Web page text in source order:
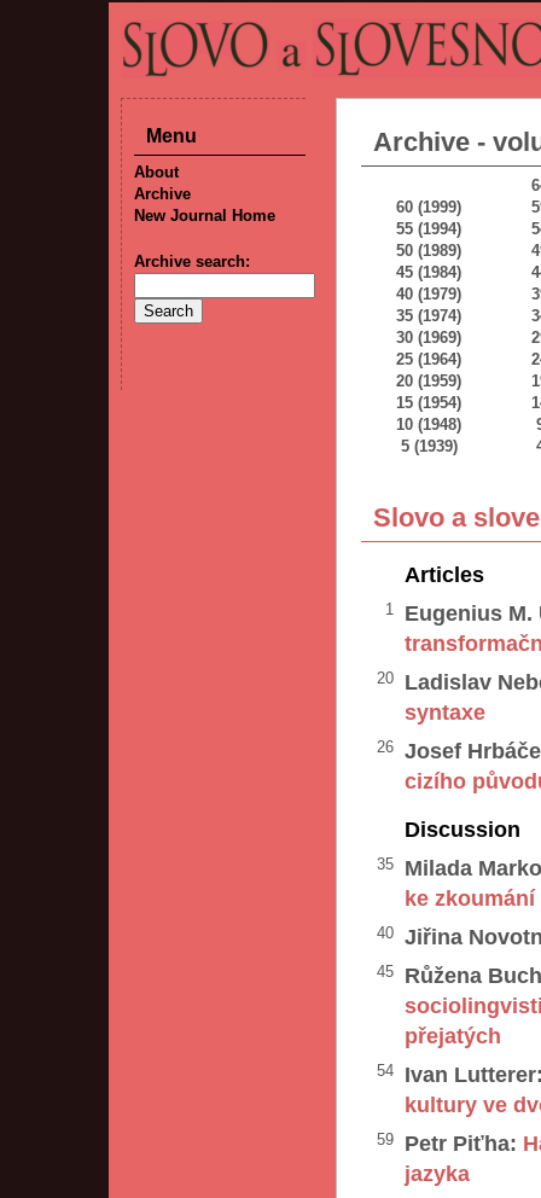
Archive -
60 (1999)
55 (1994)
50 (1989)
45 (1984)
40 (1979)
35 (1974)
30 (1969)
25 (1964)
20 (1959)
15 (1954)
10 (1948)
5 (1939)
Slovo a
Articles
1
Eugenius M.
20
Ladislav
syntaxe
26
Josef
cizího
Discussion
35
Milada
ke
40 Jiřina
45
Růžena
přejatých
54
Ivan
kultury ve
59 Petr Piťha:
jazyka
Menu
About
Archive
New Journal Home
Archive search: